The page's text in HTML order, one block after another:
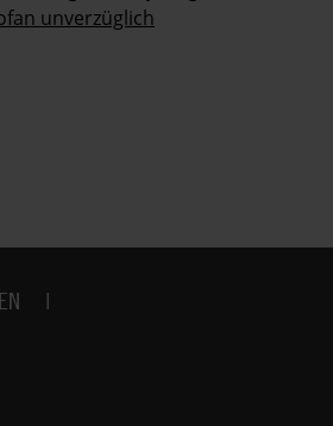
unverzüglich